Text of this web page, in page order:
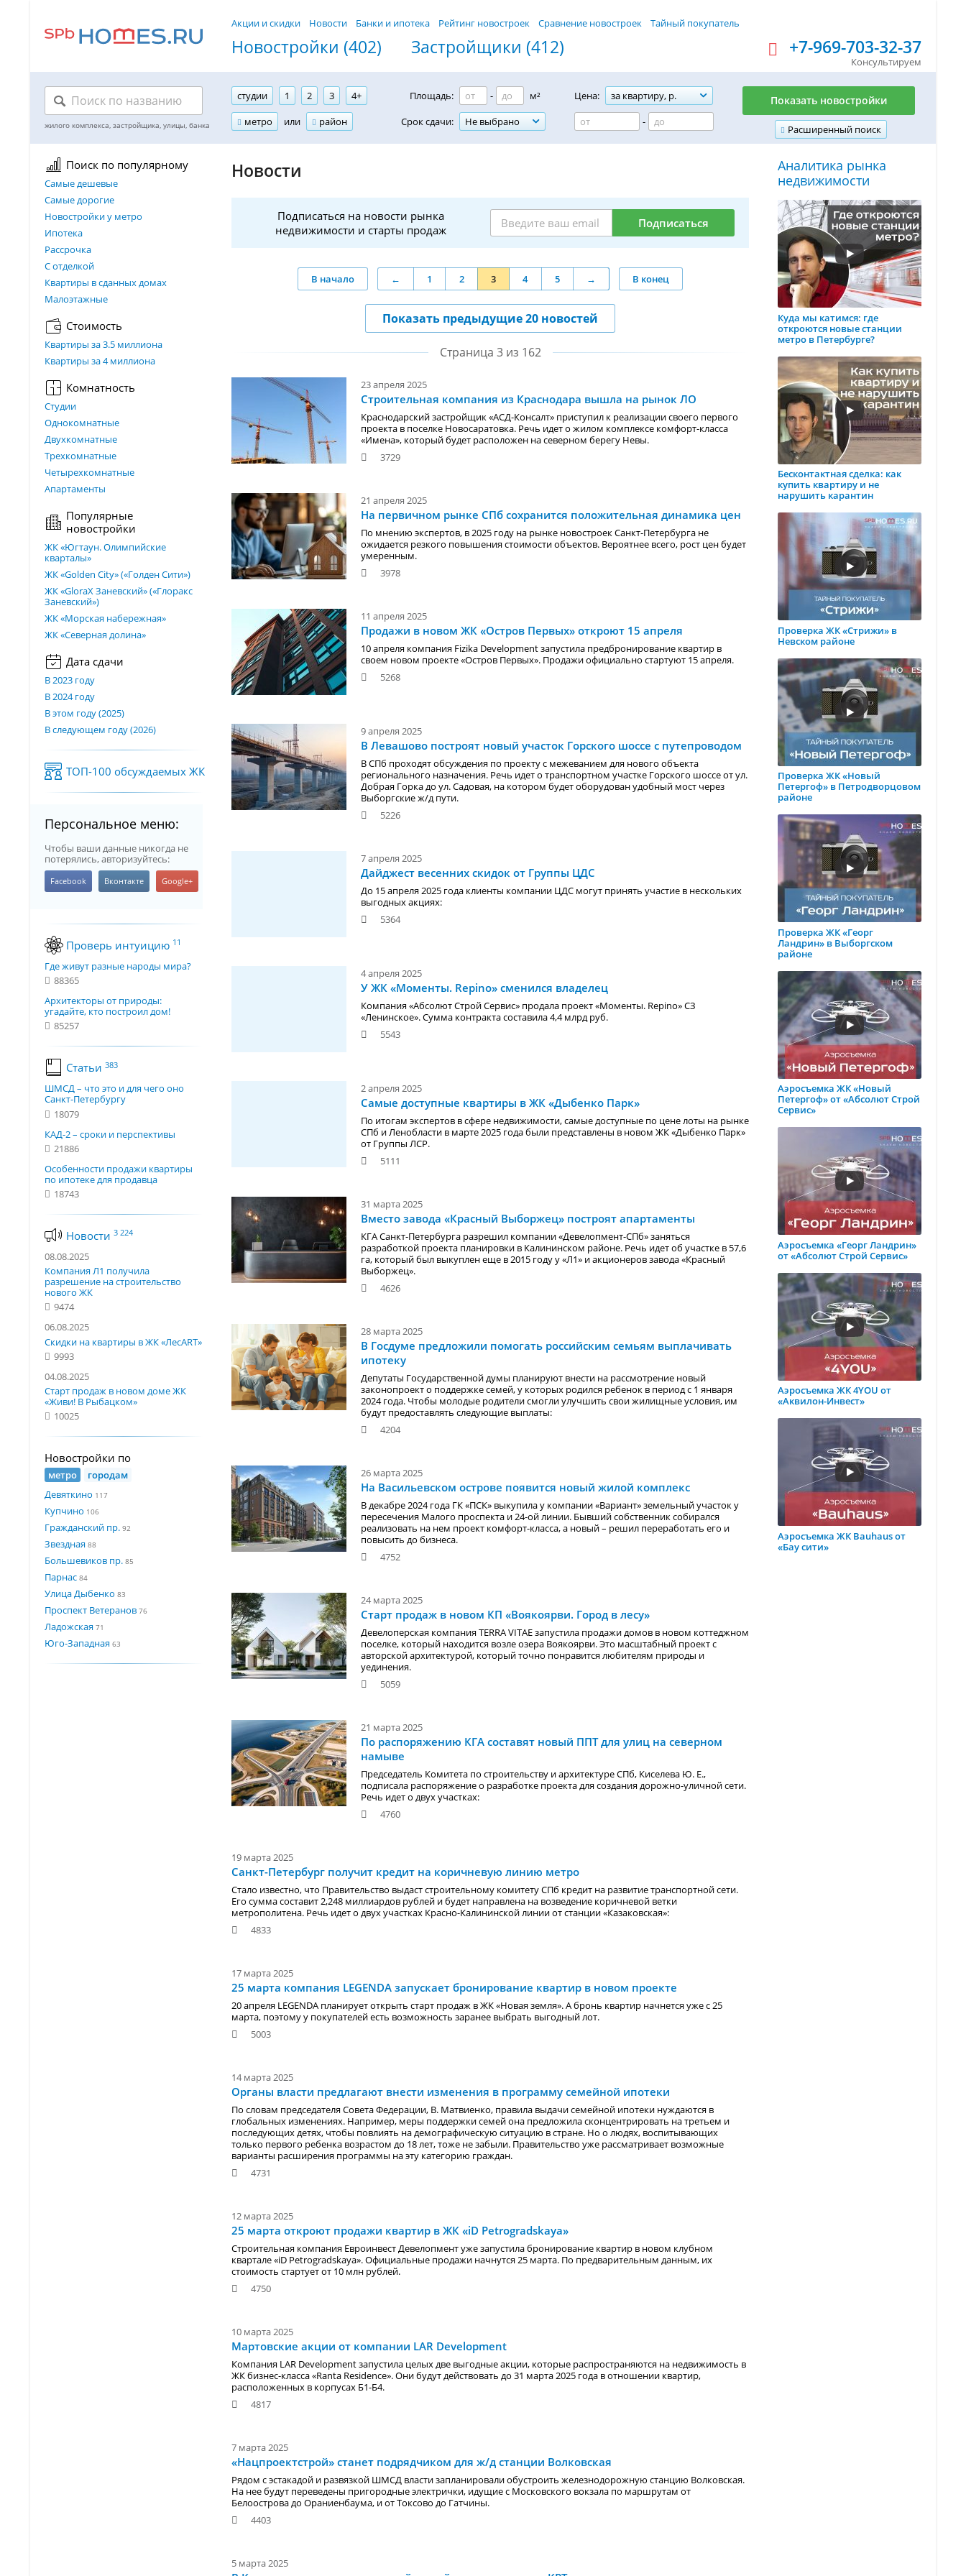
Акции и скидки Новости Банки и ипотека Рейтинг новостроек Сравнение новостроек Тайный покупатель
Новостройки (402) Застройщики (412) +7-969-703-32-37
Консультируем
студии 1 2 3
4+
метро
или район
Площадь: -
м²
Срок сдачи:
Не выбрано
Цена:
за квартиру, р.
-
Расширенный поиск
Показать новостройки
Поиск по популярному
Самые дешевые
Самые дорогие
Новостройки у метро
Ипотека
Рассрочка
С отделкой
Квартиры в сданных домах
Малоэтажные
Стоимость
Квартиры за 3.5 миллиона
Квартиры за 4 миллиона
Комнатность
Студии
Однокомнатные
Двухкомнатные
Трехкомнатные
Четырехкомнатные
Апартаменты
Популярные
новостройки
ЖК «Югтаун. Олимпийские
кварталы»
ЖК «Golden City» («Голден Сити»)
ЖК «GloraX Заневский»​ («Глоракс
Заневский»)
ЖК «Морская набережная»
ЖК «Северная долина»
Дата сдачи
В 2023 году
В 2024 году
В этом году (2025)
В следующем году (2026)
ТОП-100 обсуждаемых ЖК
Персональное меню:
Чтобы ваши данные никогда не
потерялись, авторизуйтесь:
Проверь интуицию 11
Где живут разные народы мира?
88365
Архитекторы от природы:
угадайте, кто построил дом!
85257
Статьи 383
ШМСД – что это и для чего оно
Санкт-Петербургу
18079
КАД-2 – сроки и перспективы
21886
Особенности продажи квартиры
по ипотеке для продавца
18743
Новости 3 224
08.08.2025
Компания Л1 получила
разрешение на строительство
нового ЖК
9474
06.08.2025
Скидки на квартиры в ЖК «ЛесART»
9993
04.08.2025
Старт продаж в новом доме ЖК
«Живи! В Рыбацком»
10025
Новостройки по
метро
городам
Девяткино 117
Купчино 106
Гражданский пр. 92
Звездная 88
Большевиков пр. 85
Парнас 84
Улица Дыбенко 83
Проспект Ветеранов 76
Ладожская 71
Юго-Западная 63
Новости
Подписаться на новости рынка
недвижимости и старты продаж
Подписаться
В начало ← 1 2 3 4 5 → В конец
Показать предыдущие 20 новостей
Страница 3 из 162
23 апреля 2025
Строительная компания из Краснодара вышла на рынок ЛО
Краснодарский застройщик «АСД-Консалт» приступил к реализации своего первого
проекта в поселке Новосаратовка. Речь идет о жилом комплексе комфорт-класса
«Имена», который будет расположен на северном берегу Невы.
3729
21 апреля 2025
На первичном рынке СПб сохранится положительная динамика цен
По мнению экспертов, в 2025 году на рынке новостроек Санкт-Петербурга не
ожидается резкого повышения стоимости объектов. Вероятнее всего, рост цен будет
умеренным.
3978
11 апреля 2025
Продажи в новом ЖК «Остров Первых» откроют 15 апреля
10 апреля компания Fizika Development запустила предбронирование квартир в
своем новом проекте «Остров Первых». Продажи официально стартуют 15 апреля.
5268
9 апреля 2025
В Левашово построят новый участок Горского шоссе с путепроводом
В СПб проходят обсуждения по проекту с межеванием для нового объекта
регионального назначения. Речь идет о транспортном участке Горского шоссе от ул.
Добрая Горка до ул. Садовая, на котором будет оборудован удобный мост через
Выборгские ж/д пути.
5226
7 апреля 2025
Дайджест весенних скидок от Группы ЦДС
До 15 апреля 2025 года клиенты компании ЦДС могут принять участие в нескольких
выгодных акциях:
5364
4 апреля 2025
У ЖК «Моменты. Repino» сменился владелец
Компания «Абсолют Строй Сервис» продала проект «Моменты. Repino» СЗ
«Ленинское». Сумма контракта составила 4,4 млрд руб.
5543
2 апреля 2025
Самые доступные квартиры в ЖК «Дыбенко Парк»
По итогам экспертов в сфере недвижимости, самые доступные по цене лоты на рынке
СПб и Ленобласти в марте 2025 года были представлены в новом ЖК «Дыбенко Парк»
от Группы ЛСР.
5111
31 марта 2025
Вместо завода «Красный Выборжец» построят апартаменты
КГА Санкт-Петербурга разрешил компании «Девелопмент-СПб» заняться
разработкой проекта планировки в Калининском районе. Речь идет об участке в 57,6
га, который был выкуплен еще в 2015 году у «Л1» и акционеров завода «Красный
Выборжец».
4626
28 марта 2025
В Госдуме предложили помогать российским семьям выплачивать
ипотеку
Депутаты Государственной думы планируют внести на рассмотрение новый
законопроект о поддержке семей, у которых родился ребенок в период с 1 января
2024 года. Чтобы молодые родители смогли улучшить свои жилищные условия, им
будут предоставлять следующие выплаты:
4204
26 марта 2025
На Васильевском острове появится новый жилой комплекс
В декабре 2024 года ГК «ПСК» выкупила у компании «Вариант» земельный участок у
пересечения Малого проспекта и 24-ой линии. Бывший собственник собирался
реализовать на нем проект комфорт-класса, а новый – решил переработать его и
повысить до бизнеса.
4752
24 марта 2025
Старт продаж в новом КП «Воякоярви. Город в лесу»
Девелоперская компания TERRA VITAE запустила продажи домов в новом коттеджном
поселке, который находится возле озера Воякоярви. Это масштабный проект с
авторской архитектурой, который точно понравится любителям природы и
уединения.
5059
21 марта 2025
По распоряжению КГА составят новый ППТ для улиц на северном
намыве
Председатель Комитета по строительству и архитектуре СПб, Киселева Ю. Е.,
подписала распоряжение о разработке проекта для создания дорожно-уличной сети.
Речь идет о двух участках:
4760
19 марта 2025
Санкт-Петербург получит кредит на коричневую линию метро
Стало известно, что Правительство выдаст строительному комитету СПб кредит на развитие транспортной сети.
Его сумма составит 2,248 миллиардов рублей и будет направлена на возведение коричневой ветки
метрополитена. Речь идет о двух участках Красно-Калининской линии от станции «Казаковская»:
4833
17 марта 2025
25 марта компания LEGENDA запускает бронирование квартир в новом проекте
20 апреля LEGENDA планирует открыть старт продаж в ЖК «Новая земля». А бронь квартир начнется уже с 25
марта, поэтому у покупателей есть возможность заранее выбрать выгодный лот.
5003
14 марта 2025
Органы власти предлагают внести изменения в программу семейной ипотеки
По словам председателя Совета Федерации, В. Матвиенко, правила выдачи семейной ипотеки нуждаются в
глобальных изменениях. Например, меры поддержки семей она предложила сконцентрировать на третьем и
последующих детях, чтобы повлиять на демографическую ситуацию в стране. Но о людях, воспитывающих
только первого ребенка возрастом до 18 лет, тоже не забыли. Правительство уже рассматривает возможные
варианты расширения программы на эту категорию граждан.
4731
12 марта 2025
25 марта откроют продажи квартир в ЖК «iD Petrogradskaya»
Строительная компания Евроинвест Девелопмент уже запустила бронирование квартир в новом клубном
квартале «iD Petrogradskaya». Официальные продажи начнутся 25 марта. По предварительным данным, их
стоимость стартует от 10 млн рублей.
4750
10 марта 2025
Мартовские акции от компании LAR Development
Компания LAR Development запустила целых две выгодные акции, которые распространяются на недвижимость в
ЖК бизнес-класса«Ranta Residence». Они будут действовать до 31 марта 2025 года в отношении квартир,
расположенных в корпусах Б1-Б4.
4817
7 марта 2025
«Нацпроектстрой» станет подрядчиком для ж/д станции Волковская
Рядом с эстакадой и развязкой ШМСД власти запланировали обустроить железнодорожную станцию Волковская.
На нее будут переведены пригородные электрички, идущие с Московского вокзала по маршрутам от
Белоострова до Ораниенбаума, и от Токсово до Гатчины.
4403
5 марта 2025
Аналитика рынка
недвижимости
Куда мы катимся: где
откроются новые станции
метро в Петербурге?
Бесконтактная сделка: как
купить квартиру и не
нарушить карантин
Проверка ЖК «Стрижи» в
Невском районе
Проверка ЖК «Новый
Петергоф» в Петродворцовом
районе
Проверка ЖК «Георг
Ландрин» в Выборгском
районе
Аэросъемка ЖК «Новый
Петергоф» от «Абсолют Строй
Сервис»
Аэросъемка «Георг Ландрин»
от «Абсолют Строй Сервис»
Аэросъемка ЖК 4YOU от
«Аквилон-Инвест»
Аэросъемка ЖК Bauhaus от
«Бау сити»